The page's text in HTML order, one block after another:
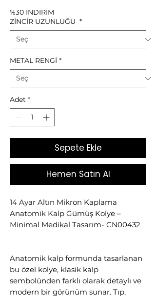
%30 İNDİRİM
ZİNCİR UZUNLUĞU *
METAL RENGİ *
Adet *
Sepete Ekle
Hemen Satın Al
14 Ayar Altın Mikron Kaplama
Anatomik Kalp Gümüş Kolye –
Minimal Medikal Tasarım- CN00432
Anatomik kalp formunda tasarlanan
bu özel kolye, klasik kalp
sembolünden farklı olarak detaylı ve
modern bir görünüm sunar. Tıp,